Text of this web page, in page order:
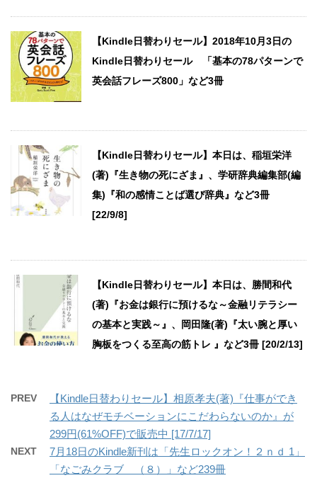
【Kindle日替わりセール】2018年10月3日の
Kindle日替わりセール 「基本の78パターンで
英会話フレーズ800」など3冊
【Kindle日替わりセール】本日は、稲垣栄洋
(著)『生き物の死にざま』、学研辞典編集部(編
集)『和の感情ことば選び辞典』など3冊
[22/9/8]
【Kindle日替わりセール】本日は、勝間和代
(著)『お金は銀行に預けるな～金融リテラシー
の基本と実践～』、岡田隆(著)『太い腕と厚い
胸板をつくる至高の筋トレ 』など3冊 [20/2/13]
PREV
【Kindle日替わりセール】相原孝夫(著)『仕事ができ
る人はなぜモチベーションにこだわらないのか』が
299円(61%OFF)で販売中 [17/7/17]
NEXT
7月18日のKindle新刊は「先生ロックオン！２ｎｄ 1」
「なごみクラブ （８）」など239冊